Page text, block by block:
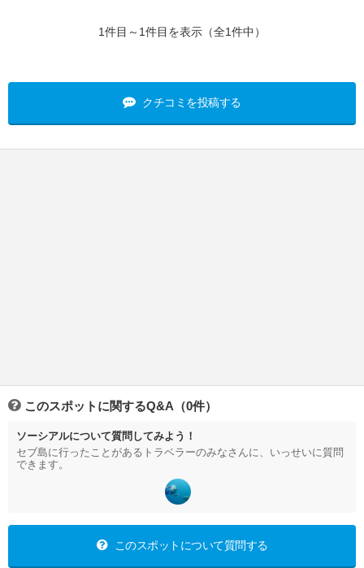
1件目～1件目を表示（全1件中）
クチコミを投稿する
このスポットに関するQ&A（0件）
ソーシアルについて質問してみよう！
セブ島に行ったことがあるトラベラーのみなさんに、いっせいに質問
できます。
このスポットについて質問する